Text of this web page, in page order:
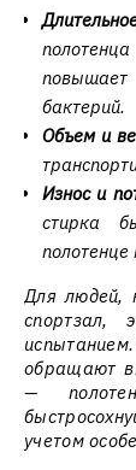
бактерий.
Объем и
Износ и
стирка
Для людей,
спортзал,
обращают
—
учетом